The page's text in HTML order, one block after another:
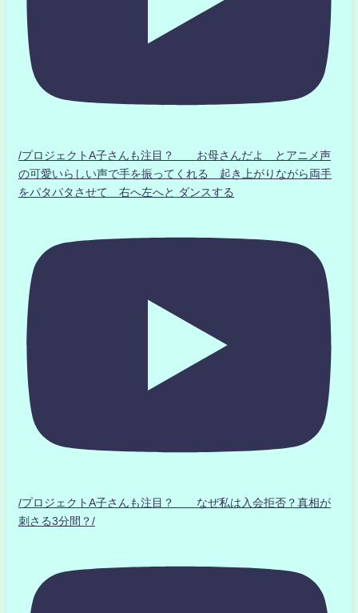
/プロジェクトA子さんも注目？ お母さんだよ とアニメ声
の可愛いらしい声で手を振ってくれる 起き上がりながら両手
をパタパタさせて 右へ左へと ダンスする
/プロジェクトA子さんも注目？ なぜ私は入会拒否？真相が
刺さる3分間？/